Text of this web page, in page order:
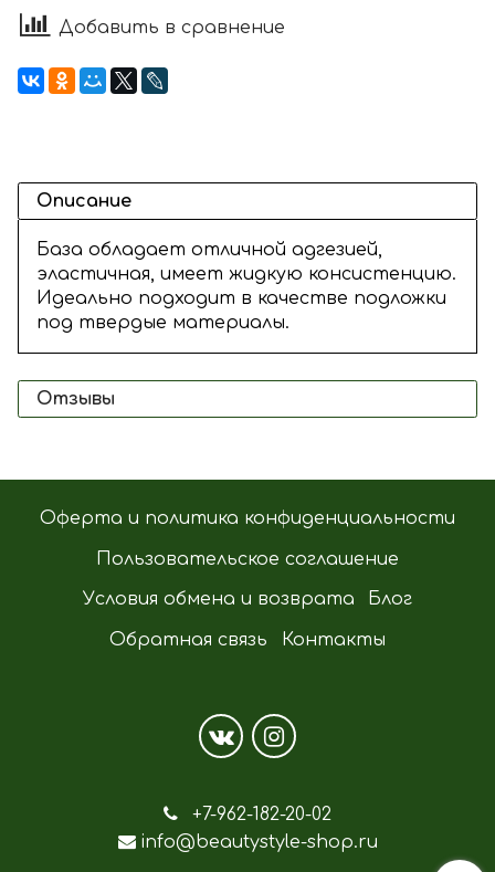
Добавить в сравнение
Описание
База обладает отличной адгезией,
эластичная, имеет жидкую консистенцию.
Идеально подходит в качестве подложки
под твердые материалы.
Отзывы
Оферта и политика конфиденциальности
Пользовательское соглашение
Условия обмена и возврата Блог
Обратная связь Контакты
+7-962-182-20-02
info@beautystyle-shop.ru